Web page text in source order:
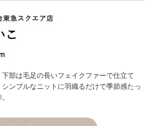
下部は毛足の長いフェイクファーで仕立て
ンプルなニットに羽織るだけで季節感たっ